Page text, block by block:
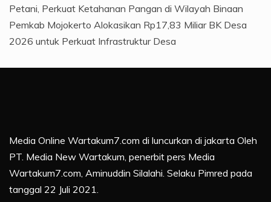
Petani, Perkuat Ketahanan Pangan di Wilayah Binaan
Pemkab Mojokerto Alokasikan Rp17,83 Miliar BK Desa
2026 untuk Perkuat Infrastruktur Desa
Media Online Wartakum7.com di luncurkan di jakarta Oleh
PT. Media New Wartakum, penerbit pers Media
Wartakum7.com, Aminuddin Silalahi. Selaku Pimred pada
tanggal 22 Juli 2021.